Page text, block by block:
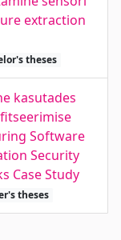
extraction
theses
kasutades
Software
Security
Case Study
theses